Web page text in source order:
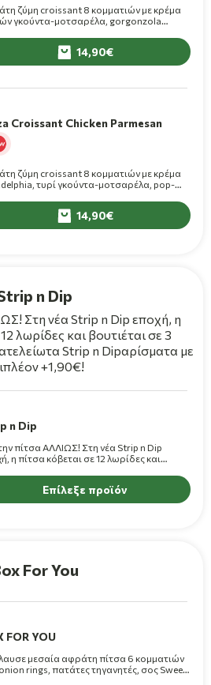
ζύμη croissant 8 κομματιών με κρέμα
γκούντα-μοτσαρέλα, gorgonzola
blueberry on top.
14,90
Croissant Chicken Parmesan
ζύμη croissant 8 κομματιών με κρέμα
τυρί γκούντα-μοτσαρέλα, pop-
παρμεζάνα και σος παρμεζάνας on
14,90
n Dip
Στη νέα Strip n Dip εποχή, η
λωρίδες και βουτιέται σε 3
Strip n Dipαρίσματα με
+1,90€!
n Dip
πίτσα ΑΛΛΙΩΣ! Στη νέα Strip n Dip
η πίτσα κόβεται σε 12 λωρίδες και
Dipαρίσματα με επιπλέον +1,90€!
για πίτσες Premium)
Επίλεξε προϊόν
For You
FOR YOU
μεσαία αφράτη πίτσα 6 κομματιών
rings, πατάτες τηγανητές, σος Sweet